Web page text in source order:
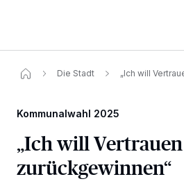
Die Stadt „Ich will
Kommunalwahl 2025
„Ich will Vertrauen
zurückgewinnen“